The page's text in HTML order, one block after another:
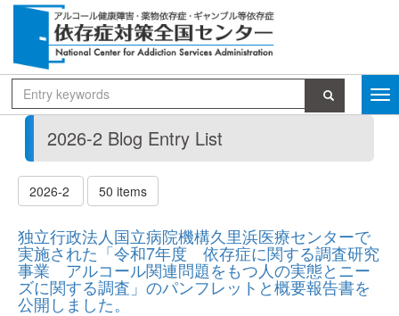
2026-2 Blog Entry List
2026-2 50 items
独立行政法人国立病院機構久里浜医療センターで
実施された「令和7年度 依存症に関する調査研究
事業 アルコール関連問題をもつ人の実態とニー
ズに関する調査」のパンフレットと概要報告書を
公開しました。